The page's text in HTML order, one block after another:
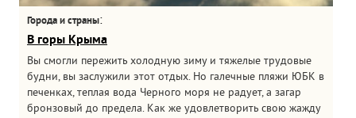
Города и страны:
В горы Крыма
Вы смогли пережить холодную зиму и тяжелые трудовые
будни, вы заслужили этот отдых. Но галечные пляжи ЮБК в
печенках, теплая вода Черного моря не радует, а загар
бронзовый до предела. Как же удовлетворить свою жажду